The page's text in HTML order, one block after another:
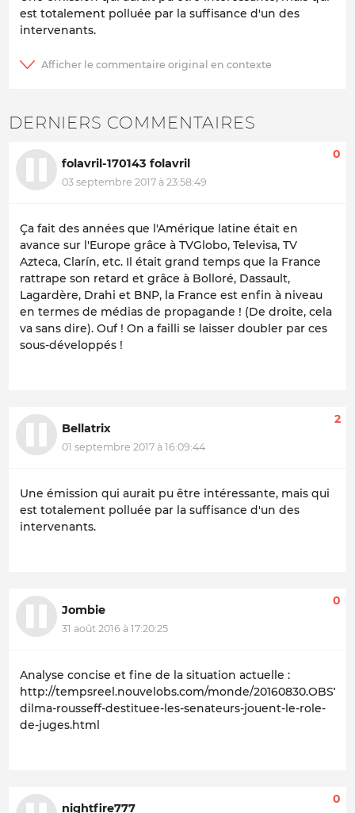
est totalement polluée par la suffisance d'un des
intervenants.
DERNIERS COMMENTAIRES
folavril-170143 folavril
03 septembre 2017 à 23:58:49
0
Ça fait des années que l'Amérique latine était en
avance sur l'Europe grâce à TVGlobo, Televisa, TV
Azteca, Clarín, etc. Il était grand temps que la France
rattrape son retard et grâce à Bolloré, Dassault,
Lagardère, Drahi et BNP, la France est enfin à niveau
en termes de médias de propagande ! (De droite, cela
va sans dire). Ouf ! On a failli se laisser doubler par ces
sous-développés !
Bellatrix
01 septembre 2017 à 16:09:44
2
Une émission qui aurait pu être intéressante, mais qui
est totalement polluée par la suffisance d'un des
intervenants.
Jombie
31 août 2016 à 17:20:25
0
Analyse concise et fine de la situation actuelle :
http://tempsreel.nouvelobs.com/monde/
dilma-rousseff-destituee-les-senateurs-jouent-le-role-
de-juges.html
nightfire777
0